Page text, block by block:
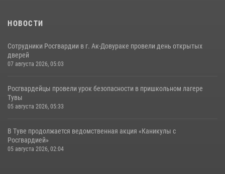
НОВОСТИ
Сотрудники Росгвардии в г. Ак-Довураке провели день открытых
дверей
07 августа 2026, 05:03
Росгвардейцы провели урок безопасности в пришкольном лагере
Тувы
05 августа 2026, 05:33
В Туве продолжается ведомственная акция «Каникулы с
Росгвардией»
05 августа 2026, 02:04